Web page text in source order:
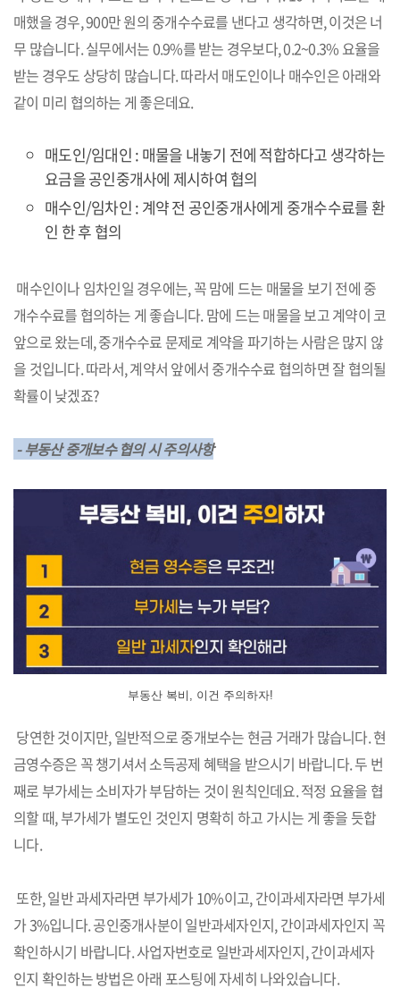
매했을 경우, 900만 원의 중개수수료를 낸다고 생각하면, 이것은 너
무 많습니다. 실무에서는 0.9%를 받는 경우보다, 0.2~0.3% 요율을
받는 경우도 상당히 많습니다. 따라서 매도인이나 매수인은 아래와
같이 미리 협의하는 게 좋은데요.
매도인/임대인 : 매물을 내놓기 전에 적합하다고 생각하는
요금을 공인중개사에 제시하여 협의
매수인/임차인 : 계약 전 공인중개사에게 중개수수료를 환
인 한 후 협의
매수인이나 임차인일 경우에는, 꼭 맘에 드는 매물을 보기 전에 중
개수수료를 협의하는 게 좋습니다. 맘에 드는 매물을 보고 계약이 코
앞으로 왔는데, 중개수수료 문제로 계약을 파기하는 사람은 많지 않
을 것입니다. 따라서, 계약서 앞에서 중개수수료 협의하면 잘 협의될
확률이 낮겠죠?
- 부동산 중개보수 협의 시 주의사항
부동산 복비, 이건 주의하자!
당연한 것이지만, 일반적으로 중개보수는 현금 거래가 많습니다. 현
금영수증은 꼭 챙기셔서 소득공제 혜택을 받으시기 바랍니다. 두 번
째로 부가세는 소비자가 부담하는 것이 원칙인데요. 적정 요율을 협
의할 때, 부가세가 별도인 것인지 명확히 하고 가시는 게 좋을 듯합
니다.
또한, 일반 과세자라면 부가세가 10%이고, 간이과세자라면 부가세
가 3%입니다. 공인중개사분이 일반과세자인지, 간이과세자인지 꼭
확인하시기 바랍니다. 사업자번호로 일반과세자인지, 간이과세자
인지 확인하는 방법은 아래 포스팅에 자세히 나와있습니다.